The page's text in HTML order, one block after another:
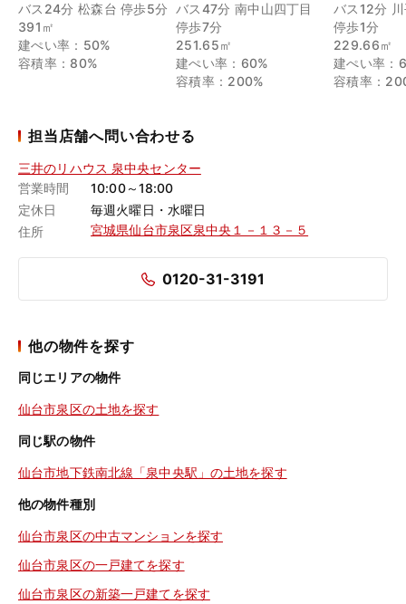
バス24分 松森台 停歩5分
391㎡
建ぺい率：50%
容積率：80%
バス47分 南中山四丁目
停歩7分
251.65㎡
建ぺい率：60%
容積率：200%
バス12分
停歩1分
229.66㎡
建ぺい率：
容積率：
担当店舗へ問い合わせる
三井のリハウス 泉中央センター
営業時間
10:00～18:00
定休日
毎週火曜日・水曜日
住所
宮城県仙台市泉区泉中央１－１３－５
0120-31-3191
他の物件を探す
同じエリアの物件
仙台市泉区の土地を探す
同じ駅の物件
仙台市地下鉄南北線「泉中央駅」の土地を探す
他の物件種別
仙台市泉区の中古マンションを探す
仙台市泉区の一戸建てを探す
仙台市泉区の新築一戸建てを探す